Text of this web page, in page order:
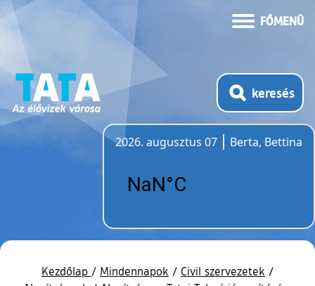
FŐMENÜ
keresés
2026. augusztus 07
Berta, Bettina
Kezdőlap / Mindennapok / Civil szervezetek /